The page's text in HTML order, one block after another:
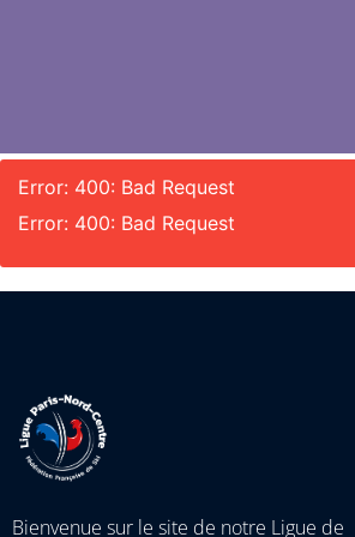
Error: 400: Bad Request
Error: 400: Bad Request
Bienvenue sur le site de notre Ligue de